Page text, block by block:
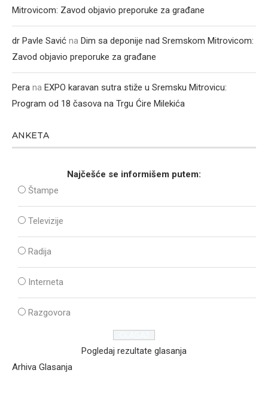
Mitrovicom: Zavod objavio preporuke za građane
dr Pavle Savić na Dim sa deponije nad Sremskom Mitrovicom:
Zavod objavio preporuke za građane
Pera na EXPO karavan sutra stiže u Sremsku Mitrovicu:
Program od 18 časova na Trgu Ćire Milekića
ANKETA
Najčešće se informišem putem:
Štampe
Televizije
Radija
Interneta
Razgovora
Pogledaj rezultate glasanja
Arhiva Glasanja